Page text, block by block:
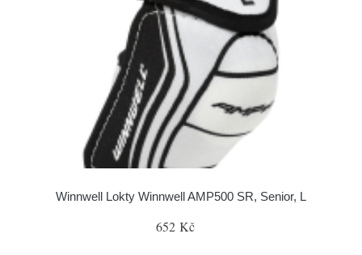
Winnwell Lokty Winnwell AMP500 SR, Senior, L
652 Kč